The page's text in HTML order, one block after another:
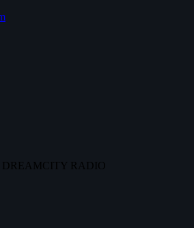
DREAMCITY RADIO